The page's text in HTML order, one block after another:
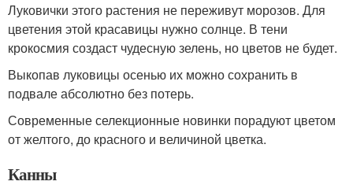
Луковички этого растения не переживут морозов. Для
цветения этой красавицы нужно солнце. В тени
крокосмия создаст чудесную зелень, но цветов не будет.
Выкопав луковицы осенью их можно сохранить в
подвале абсолютно без потерь.
Современные селекционные новинки порадуют цветом
от желтого, до красного и величиной цветка.
Канны